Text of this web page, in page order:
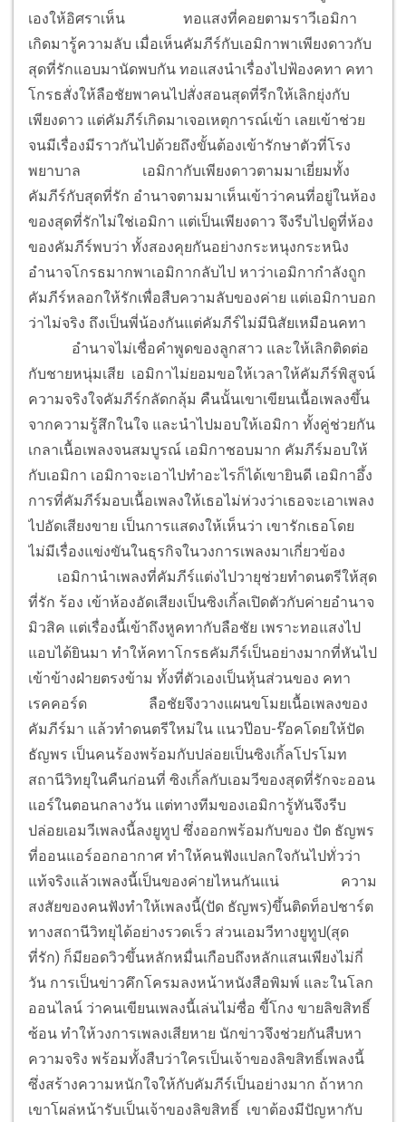
เองให้อิศราเห็น
ทอแสงที่คอยตามราวีเอมิกา
เกิดมารู้ความลับ เมื่อเห็นคัมภีร์กับเอมิกาพาเพียงดาวกับ
สุดที่รักแอบมานัดพบกัน ทอแสงนำเรื่องไปฟ้องคทา คทา
โกรธสั่งให้ลือชัยพาคนไปสั่งสอนสุดที่รีกให้เลิกยุ่งกับ
เพียงดาว แต่คัมภีร์เกิดมาเจอเหตุการณ์เข้า เลยเข้าช่วย
จนมีเรื่องมีราวกันไปด้วยถึงขั้นต้องเข้ารักษาตัวที่โรง
พยาบาล
เอมิกากับเพียงดาวตามมาเยี่ยมทั้ง
คัมภีร์กับสุดที่รัก อำนาจตามมาเห็นเข้าว่าคนที่อยู่ในห้อง
ของสุดที่รักไม่ใช่เอมิกา แต่เป็นเพียงดาว จึงรีบไปดูที่ห้อง
ของคัมภีร์พบว่า ทั้งสองคุยกันอย่างกระหนุงกระหนิง
อำนาจโกรธมากพาเอมิกากลับไป หาว่าเอมิกากำลังถูก
คัมภีร์หลอกให้รักเพื่อสืบความลับของค่าย แต่เอมิกาบอก
ว่าไม่จริง ถึงเป็นพี่น้องกันแต่คัมภีร์ไม่มีนิสัยเหมือนคทา
อำนาจไม่เชื่อคำพูดของลูกสาว และให้เลิกติดต่อ
กับชายหนุ่มเสีย เอมิกาไม่ยอมขอให้เวลาให้คัมภีร์พิสูจน์
ความจริงใจคัมภีร์กลัดกลุ้ม คืนนั้นเขาเขียนเนื้อเพลงขึ้น
จากความรู้สึกในใจ และนำไปมอบให้เอมิกา ทั้งคู่ช่วยกัน
เกลาเนื้อเพลงจนสมบูรณ์ เอมิกาชอบมาก คัมภีร์มอบให้
กับเอมิกา เอมิกาจะเอาไปทำอะไรก็ได้เขายินดี เอมิกาอึ้ง
การที่คัมภีร์มอบเนื้อเพลงให้เธอไม่ห่วงว่าเธอจะเอาเพลง
ไปอัดเสียงขาย เป็นการแสดงให้เห็นว่า เขารักเธอโดย
ไม่มีเรื่องแข่งขันในธุรกิจในวงการเพลงมาเกี่ยวข้อง
เอมิกานำเพลงที่คัมภีร์แต่งไปวายุช่วยทำดนตรีให้สุด
ที่รัก ร้อง เข้าห้องอัดเสียงเป็นซิงเกิ้ลเปิดตัวกับค่ายอำนาจ
มิวสิค แต่เรื่องนี้เข้าถึงหูคทากับลือชัย เพราะทอแสงไป
แอบได้ยินมา ทำให้คทาโกรธคัมภีร์เป็นอย่างมากที่หันไป
เข้าข้างฝ่ายตรงข้าม ทั้งที่ตัวเองเป็นหุ้นส่วนของ คทา
เรคคอร์ด
ลือชัยจึงวางแผนขโมยเนื้อเพลงของ
คัมภีร์มา แล้วทำดนตรีใหม่ใน แนวป๊อบ-ร๊อคโดยให้ปัด
ธัญพร เป็นคนร้องพร้อมกับปล่อยเป็นซิงเกิ้ลโปรโมท
สถานีวิทยุในคืนก่อนที่ ซิงเกิ้ลกับเอมวีของสุดที่รักจะออน
แอร์ในตอนกลางวัน แต่ทางทีมของเอมิการู้ทันจึงรีบ
ปล่อยเอมวีเพลงนี้ลงยูทูป ซึ่งออกพร้อมกับของ ปัด ธัญพร
ที่ออนแอร์ออกอากาศ ทำให้คนฟังแปลกใจกันไปทั่วว่า
แท้จริงแล้วเพลงนี้เป็นของค่ายไหนกันแน่
ความ
สงสัยของคนฟังทำให้เพลงนี้(ปัด ธัญพร)ขึ้นติดท็อปชาร์ต
ทางสถานีวิทยุได้อย่างรวดเร็ว ส่วนเอมวีทางยูทูป(สุด
ที่รัก) ก็มียอดวิวขึ้นหลักหมื่นเกือบถึงหลักแสนเพียงไม่กี่
วัน การเป็นข่าวคึกโครมลงหน้าหนังสือพิมพ์ และในโลก
ออนไลน์ ว่าคนเขียนเพลงนี้เล่นไม่ซื่อ ขี้โกง ขายลิขสิทธิ์
ซ้อน ทำให้วงการเพลงเสียหาย นักข่าวจึงช่วยกันสืบหา
ความจริง พร้อมทั้งสืบว่าใครเป็นเจ้าของลิขสิทธิ์เพลงนี้
ซึ่งสร้างความหนักใจให้กับคัมภีร์เป็นอย่างมาก ถ้าหาก
เขาโผล่หน้ารับเป็นเจ้าของลิขสิทธิ์ เขาต้องมีปัญหากับ